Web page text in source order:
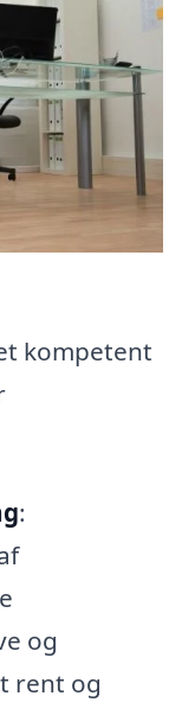
kompetent
:
og
rent og